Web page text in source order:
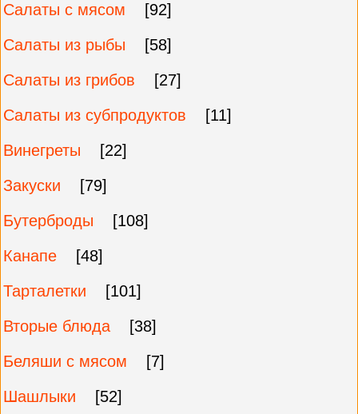
Салаты с мясом
[92]
Салаты из рыбы
[58]
Салаты из грибов
[27]
Салаты из субпродуктов
[11]
Винегреты
[22]
Закуски
[79]
Бутерброды
[108]
Канапе
[48]
Тарталетки
[101]
Вторые блюда
[38]
Беляши с мясом
[7]
Шашлыки
[52]